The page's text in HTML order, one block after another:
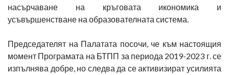
насърчаване на кръговата икономика и
усъвършенстване на образователната система.
Председателят на Палатата посочи, че към настоящия
момент Програмата на БТПП за периода 2019-2023 г. се
изпълнява добре, но следва да се активизират усилията